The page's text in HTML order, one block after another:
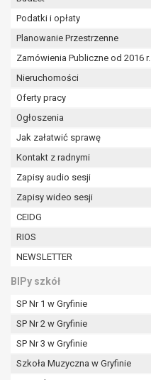
Podatki i opłaty
Planowanie Przestrzenne
Zamówienia Publiczne od 2016 r.
Nieruchomości
Oferty pracy
Ogłoszenia
Jak załatwić sprawę
Kontakt z radnymi
Zapisy audio sesji
Zapisy wideo sesji
CEIDG
RIOS
NEWSLETTER
BIPy szkół
SP Nr 1 w Gryfinie
SP Nr 2 w Gryfinie
SP Nr 3 w Gryfinie
Szkoła Muzyczna w Gryfinie